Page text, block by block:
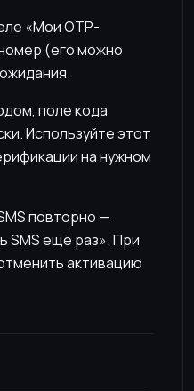
«Мои OTP-
(его можно
поле кода
Используйте этот
на нужном
повторно —
SMS ещё раз». При
активацию